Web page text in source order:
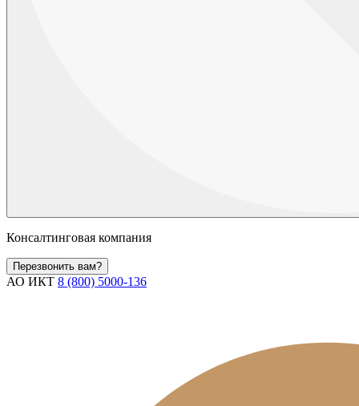
Консалтинговая компания
Перезвонить вам?
АО ИКТ 8 (800) 5000-136